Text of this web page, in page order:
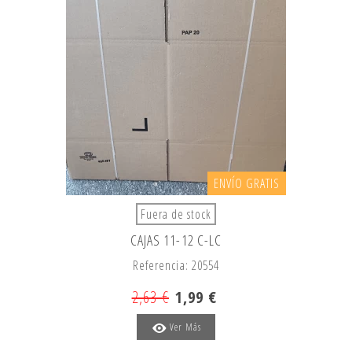
ENVÍO GRATIS
Fuera de stock
CAJAS 11-12 C-LC
Referencia: 20554
2,63 € 1,99 €
Ver Más